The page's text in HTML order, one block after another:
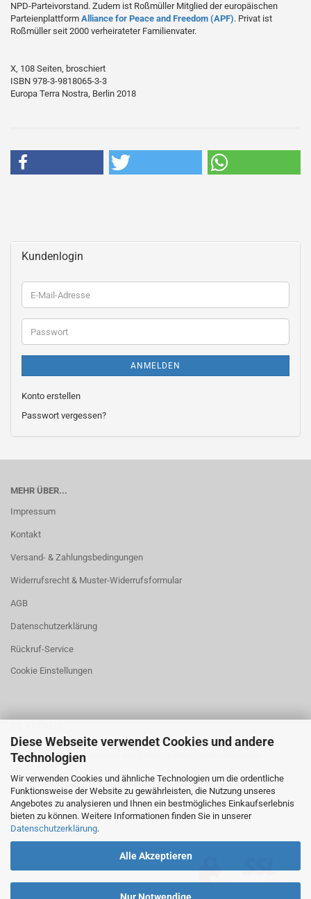
Diese Webseite verwendet Cookies und andere
Technologien
Wir verwenden Cookies und ähnliche Technologien um die ordentliche
Funktionsweise der Website zu gewährleisten, die Nutzung unseres
Angebotes zu analysieren und Ihnen ein bestmögliches Einkaufserlebnis
bieten zu können. Weitere Informationen finden Sie in unserer
Datenschutzerklärung.
Alle Akzeptieren
NPD-Parteivorstand. Zudem ist Roßmüller Mitglied der europäischen
Parteienplattform Alliance for Peace and Freedom (APF). Privat ist
Roßmüller seit 2000 verheirateter Familienvater.
X, 108 Seiten, broschiert
ISBN 978-3-9818065-3-3
Europa Terra Nostra, Berlin 2018
Kundenlogin
E-
Mail-
Adresse
Passwort
ANMELDEN
Konto erstellen
Passwort vergessen?
MEHR ÜBER...
Impressum
Kontakt
Versand- & Zahlungsbedingungen
Widerrufsrecht & Muster-Widerrufsformular
AGB
Datenschutzerklärung
Rückruf-Service
Cookie Einstellungen
Neuigkeiten und Meinungen auch täglich aktuell unter